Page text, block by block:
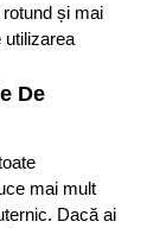
și mai
utilizarea
De
mai mult
Dacă ai